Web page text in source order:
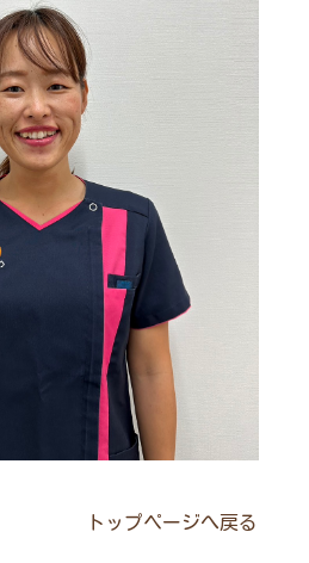
トップページへ戻る